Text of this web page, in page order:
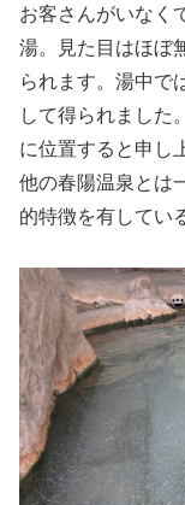
お客さんがいなく
湯。見た目はほぼ
られます。湯中で
して得られました
に位置すると申し
他の春陽温泉とは
的特徴を有してい